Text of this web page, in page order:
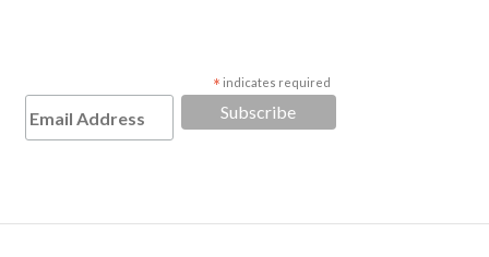
* indicates required